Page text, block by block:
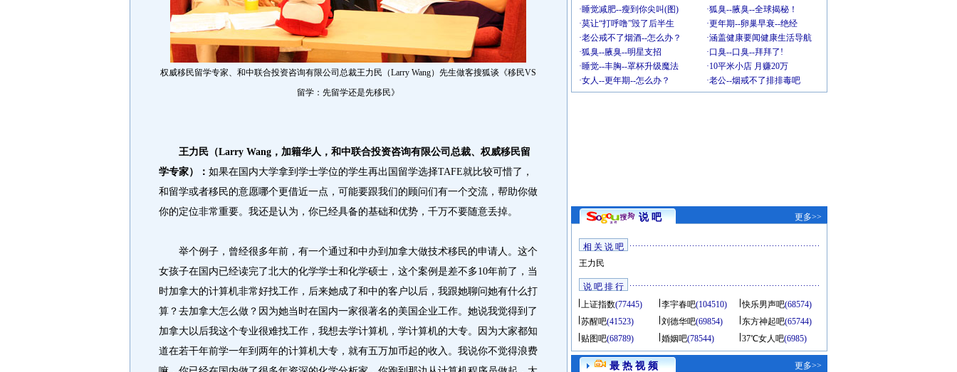
权威移民留学专家、和中联合投资咨询有限公司总裁王力民（Larry Wang）先生做客搜狐谈《移民VS
留学：先留学还是先移民》
王力民（Larry Wang，加籍华人，和中联合投资咨询有限公司总裁、权威移民留
学专家）： 如果在国内大学拿到学士学位的学生再出国留学选择TAFE就比较可惜了，
和留学或者移民的意愿哪个更借近一点，可能要跟我们的顾问们有一个交流，帮助你做
你的定位非常重要。我还是认为，你已经具备的基础和优势，千万不要随意丢掉。
举个例子，曾经很多年前，有一个通过和中办到加拿大做技术移民的申请人。这个
女孩子在国内已经读完了北大的化学学士和化学硕士，这个案例是差不多10年前了，当
时加拿大的计算机非常好找工作，后来她成了和中的客户以后，我跟她聊问她有什么打
算？去加拿大怎么做？因为她当时在国内一家很著名的美国企业工作。她说我觉得到了
加拿大以后我这个专业很难找工作，我想去学计算机，学计算机的大专。因为大家都知
道在若干年前学一年到两年的计算机大专，就有五万加币起的收入。我说你不觉得浪费
·睡觉减肥--瘦到你尖叫(图) ·狐臭--腋臭--全球揭秘！
·莫让“打呼噜”毁了后半生 ·更年期--卵巢早衰--绝经
·老公戒不了烟酒--怎么办？ ·涵盖健康要闻健康生活导航
·狐臭--腋臭--明星支招 ·口臭--口臭--拜拜了!
·睡觉--丰胸--罩杯升级魔法 ·10平米小店 月赚20万
·女人--更年期--怎么办？ ·老公--烟戒不了排排毒吧
说 吧 更多>>
相 关 说 吧
王力民
说 吧 排 行
上证指数(77445) 李宇春吧(104510) 快乐男声吧(68574)
苏醒吧(41523) 刘德华吧(69854) 东方神起吧(65744)
贴图吧(68789) 婚姻吧(78544) 37℃女人吧(6985)
最 热 视 频 更多>>